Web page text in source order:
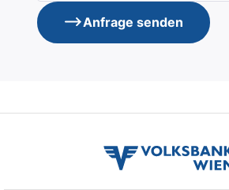
Anfrage senden
wien